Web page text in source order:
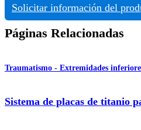
Solicitar información del
Páginas Relacionadas
Traumatismo - Extremidades
Sistema de placas de titanio